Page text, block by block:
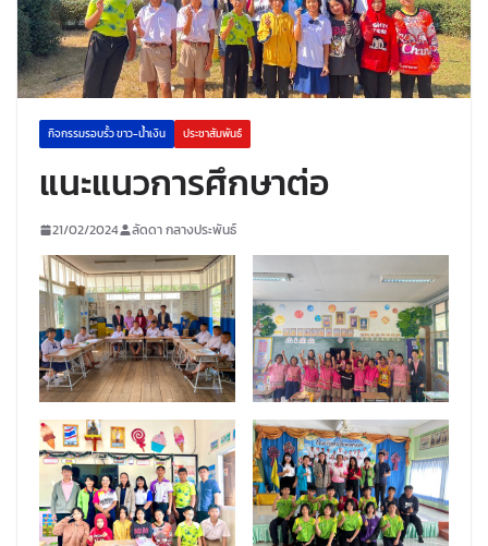
กิจกรรมรอบรั้ว ขาว-น้ำเงิน ประชาสัมพันธ์
แนะแนวการศึกษาต่อ
21/02/2024 ลัดดา กลางประพันธ์